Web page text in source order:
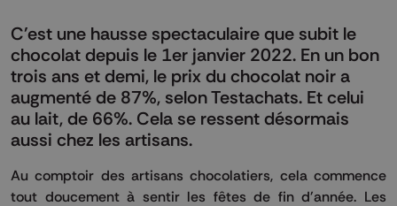
C'est une hausse spectaculaire que subit le
chocolat depuis le 1er janvier 2022. En un bon
trois ans et demi, le prix du chocolat noir a
augmenté de 87%, selon Testachats. Et celui
au lait, de 66%. Cela se ressent désormais
aussi chez les artisans.
Au comptoir des artisans chocolatiers, cela commence
tout doucement à sentir les fêtes de fin d'année. Les